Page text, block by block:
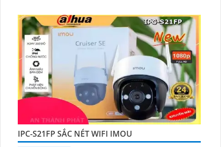
IPC-S21FP SẮC NÉT WIFI IMOU